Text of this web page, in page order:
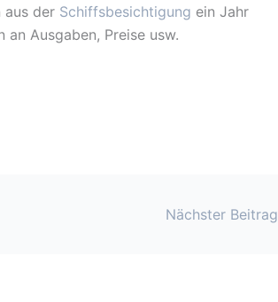
aus der Schiffsbesichtigung ein Jahr
Ausgaben, Preise usw.
Nächster Beitrag